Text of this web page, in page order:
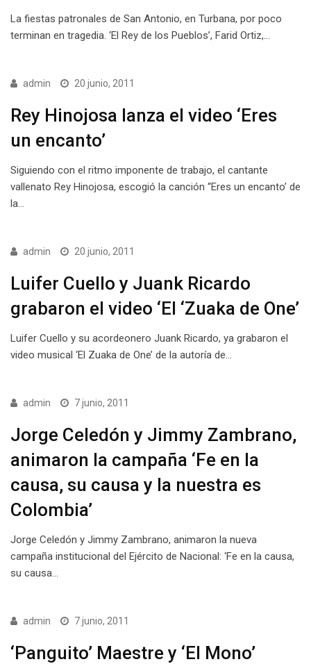
La fiestas patronales de San Antonio, en Turbana, por poco
terminan en tragedia. ‘El Rey de los Pueblos’, Farid Ortiz,…
admin 20 junio, 2011
Rey Hinojosa lanza el video ‘Eres
un encanto’
Siguiendo con el ritmo imponente de trabajo, el cantante
vallenato Rey Hinojosa, escogió la canción “Eres un encanto’ de
la…
admin 20 junio, 2011
Luifer Cuello y Juank Ricardo
grabaron el video ‘El ‘Zuaka de One’
Luifer Cuello y su acordeonero Juank Ricardo, ya grabaron el
video musical ‘El Zuaka de One’ de la autoría de…
admin 7 junio, 2011
Jorge Celedón y Jimmy Zambrano,
animaron la campaña ‘Fe en la
causa, su causa y la nuestra es
Colombia’
Jorge Celedón y Jimmy Zambrano, animaron la nueva
campaña institucional del Ejército de Nacional: ‘Fe en la causa,
su causa…
admin 7 junio, 2011
‘Panguito’ Maestre y ‘El Mono’